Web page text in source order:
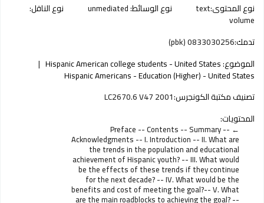
نوع المحتوى:text نوع الوسائط:unmediated نوع الناقل:
volume
تدمك:0833030256 (pbk)
الموضوع:Hispanic American college students - United States
Hispanic Americans - Education (Higher) - United States
تصنيف مكتبة الكونجرس:LC2670.6 V47 2001
المحتويات:
Preface -- Contents -- Summary --
Acknowledgments -- I. Introduction -- II. What are
the trends in the population and educational
achievement of Hispanic youth? -- III. What would
be the effects of these trends if they continue
for the next decade? -- IV. What would be the
benefits and cost of meeting the goal?-- V. What
are the main roadblocks to achieving the goal? --